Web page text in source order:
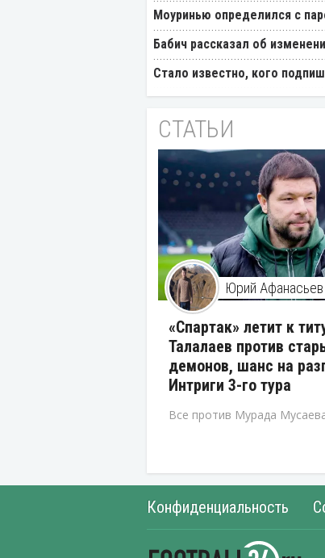
Моуринью определился с
Бабич рассказал об
Стало известно, кого
СТАТЬИ
Юрий Афанасьев
«Спартак» летит к
Талалаев против
демонов, шанс на
Интриги 3-го тура
Все против Мурада
Конфиденциальность